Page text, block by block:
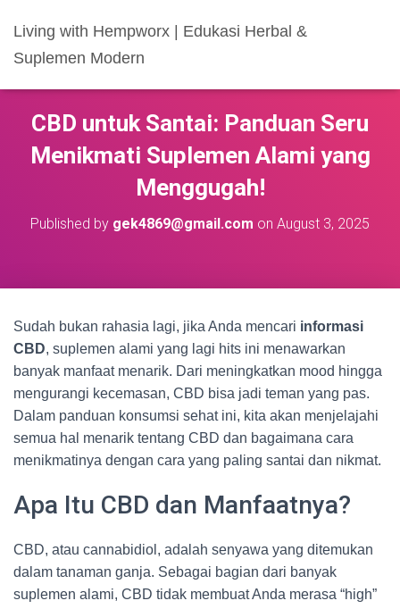
Living with Hempworx | Edukasi Herbal &
Suplemen Modern
CBD untuk Santai: Panduan Seru
Menikmati Suplemen Alami yang
Menggugah!
Published by gek4869@gmail.com on August 3, 2025
Sudah bukan rahasia lagi, jika Anda mencari informasi
CBD, suplemen alami yang lagi hits ini menawarkan
banyak manfaat menarik. Dari meningkatkan mood hingga
mengurangi kecemasan, CBD bisa jadi teman yang pas.
Dalam panduan konsumsi sehat ini, kita akan menjelajahi
semua hal menarik tentang CBD dan bagaimana cara
menikmatinya dengan cara yang paling santai dan nikmat.
Apa Itu CBD dan Manfaatnya?
CBD, atau cannabidiol, adalah senyawa yang ditemukan
dalam tanaman ganja. Sebagai bagian dari banyak
suplemen alami, CBD tidak membuat Anda merasa “high”